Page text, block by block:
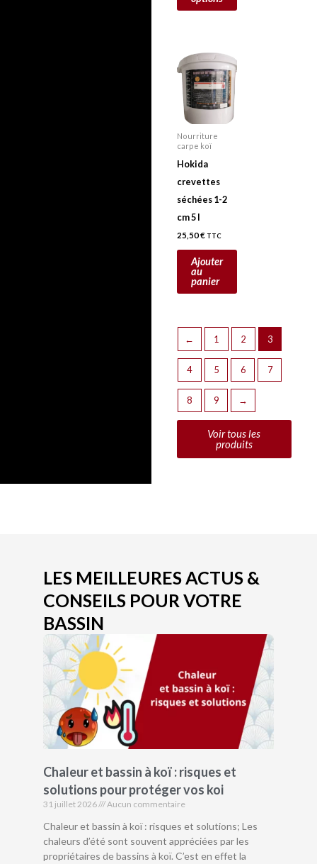
produit
Nourriture
carpe koï
Hokida
crevettes
séchées 1-2
cm 5 l
25,50€ TTC
Ajouter
au
panier
← 1 2 3
4 5 6 7
8 9 →
Voir tous les
produits
LES MEILLEURES ACTUS &
CONSEILS POUR VOTRE
BASSIN
Chaleur et bassin à koï : risques et
solutions pour protéger vos koi
31 juillet 2026 Aucun commentaire
Chaleur et bassin à koï : risques et solutions; Les
chaleurs d’été sont souvent appréciées par les
propriétaires de bassins à koï. C’est en effet la